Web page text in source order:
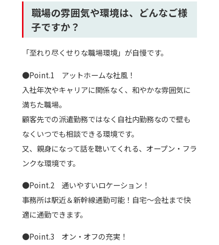
職場の雰囲気や環境は、どんなご様
子ですか？
「至れり尽くせりな職場環境」が自慢です。
●Point.1 アットホームな社風！
入社年次やキャリアに関係なく、和やかな雰囲気に
満ちた職場。
顧客先での派遣勤務ではなく自社内勤務なので壁も
なくいつでも相談できる環境です。
又、親身になって話を聴いてくれる、オープン・フラ
ンクな環境です。
●Point.2 通いやすいロケーション！
事務所は駅近＆新幹線通勤可能！自宅～会社まで快
適に通勤できます。
●Point.3 オン・オフの充実！